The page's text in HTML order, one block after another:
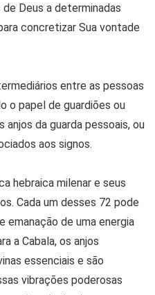
Deus a determinadas
concretizar Sua vontade
entre as pessoas
o papel de guardiões ou
da guarda pessoais, ou
aos signos.
hebraica milenar e seus
Cada um desses 72 pode
emanação de uma energia
a Cabala, os anjos
essenciais e são
vibrações poderosas